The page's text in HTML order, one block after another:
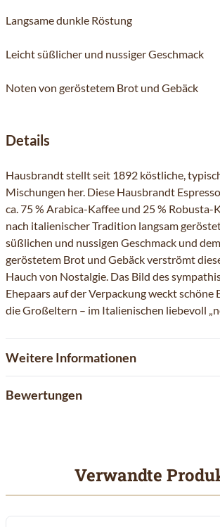
Langsame dunkle Röstung
Leicht süßlicher und nussiger Geschmack
Noten von geröstetem Brot und Gebäck
Details
Hausbrandt stellt seit 1892 köstliche,
Mischungen her. Diese Hausbrandt
ca. 75 % Arabica-Kaffee und 25 % Robusta-
nach italienischer Tradition langsam
süßlichen und nussigen Geschmack und
geröstetem Brot und Gebäck verströmt
Hauch von Nostalgie. Das Bild des
Ehepaars auf der Verpackung weckt schöne
die Großeltern – im Italienischen liebevoll
Weitere Informationen
Bewertungen
Verwandte
Mit der Tabulatortaste können Sie durch
Clicken, um das Karussell zu überspringen
Clicken, um zur Karussell-Navigation zu